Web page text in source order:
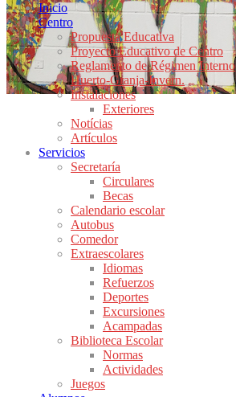
Inicio
Centro
Propuesta Educativa
Proyecto Educativo de Centro
Reglamento de Régimen Interno
Huerto-Granja-Invern.
Instalaciones
Exteriores
Notícias
Artículos
Servicios
Secretaría
Circulares
Becas
Calendario escolar
Autobus
Comedor
Extraescolares
Idiomas
Refuerzos
Deportes
Excursiones
Acampadas
Biblioteca Escolar
Normas
Actividades
Juegos